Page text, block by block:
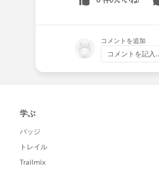
コメントを追加
コメントを記入